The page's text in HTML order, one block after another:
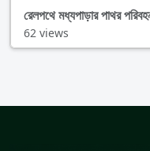
রেলপথে মধ্যপাড়ার পাথর
62 views